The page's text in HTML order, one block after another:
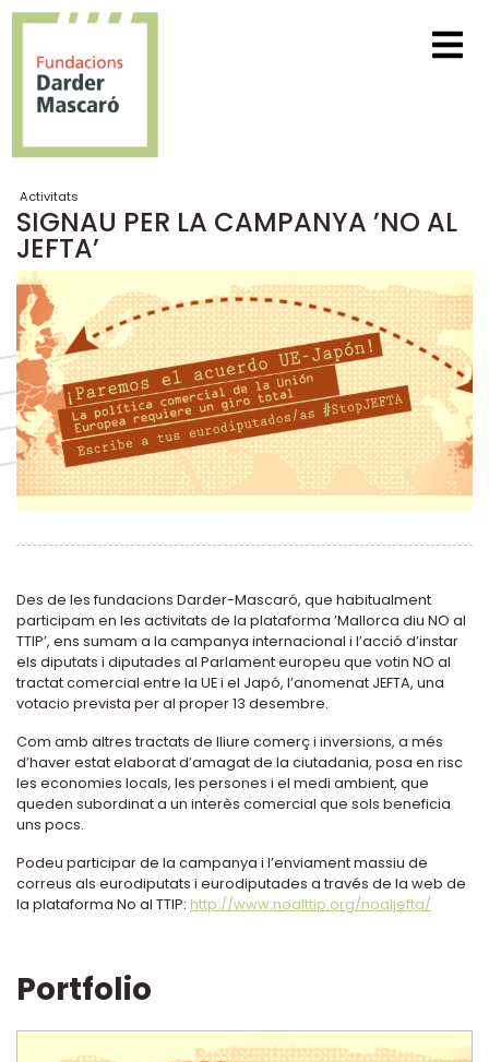
Activitats
SIGNAU PER LA CAMPANYA ’NO AL
JEFTA’
Des de les fundacions Darder-Mascaró, que habitualment
participam en les activitats de la plataforma ’Mallorca diu NO al
TTIP’, ens sumam a la campanya internacional i l’acció d’instar
els diputats i diputades al Parlament europeu que votin NO al
tractat comercial entre la UE i el Japó, l’anomenat JEFTA, una
votacio prevista per al proper 13 desembre.
Com amb altres tractats de lliure comerç i inversions, a més
d’haver estat elaborat d’amagat de la ciutadania, posa en risc
les economies locals, les persones i el medi ambient, que
queden subordinat a un interès comercial que sols beneficia
uns pocs.
Podeu participar de la campanya i l’enviament massiu de
correus als eurodiputats i eurodiputades a través de la web de
la plataforma No al TTIP: http://www.noalttip.org/noaljefta/
Portfolio